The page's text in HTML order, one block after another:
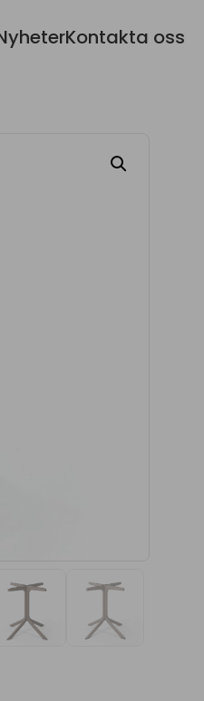
Kontakta oss